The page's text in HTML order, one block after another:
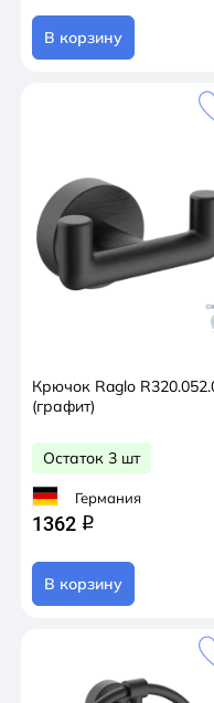
В корзину
Крючок Raglo
(графит)
Остаток 3 шт
Германия
1362 q
В корзину